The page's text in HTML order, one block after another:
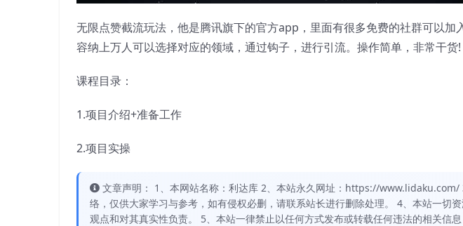
无限点赞截流玩法，他是腾讯旗下的官方app，里面有很多免费的社群可以加
容纳上万人可以选择对应的领域，通过钩子，进行引流。操作简单，非常干货!
课程目录：
1.项目介绍+准备工作
2.项目实操
文章声明： 1、本网站名称：利达库 2、本站永久网址：https://www.lidaku.com/
络，仅供大家学习与参考，如有侵权必删，请联系站长进行删除处理。 4、本站一切
观点和对其真实性负责。 5、本站一律禁止以任何方式发布或转载任何违法的相关信